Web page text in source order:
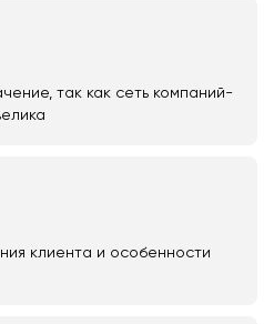
так как сеть компаний-
клиента и особенности